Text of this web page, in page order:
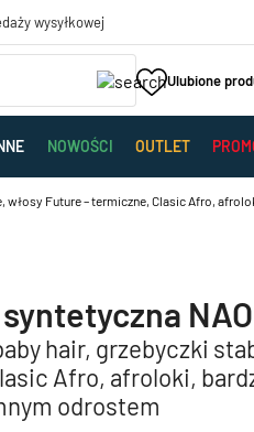
wysyłkowej
Ulubione
NOWOŚCI OUTLET
Future – termiczne, Clasic Afro,
hair, grzebyczki
Afro, afroloki,
odrostem